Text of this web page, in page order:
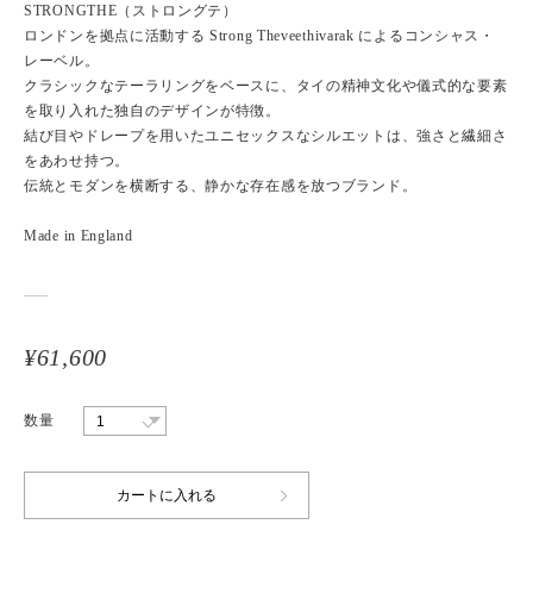
STRONGTHE（ストロングテ）
ロンドンを拠点に活動する Strong Theveethivarak によるコンシャス・
レーベル。
クラシックなテーラリングをベースに、タイの精神文化や儀式的な要素
を取り入れた独自のデザインが特徴。
結び目やドレープを用いたユニセックスなシルエットは、強さと繊細さ
をあわせ持つ。
伝統とモダンを横断する、静かな存在感を放つブランド。
Made in England
¥61,600
数量